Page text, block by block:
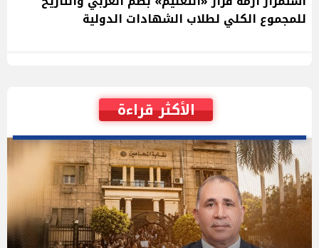
للمجموع الكلي لطلاب الشهادات الدولية
الأكثر قراءة